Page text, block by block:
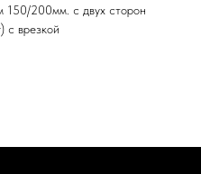
150/200мм. с двух сторон
с врезкой